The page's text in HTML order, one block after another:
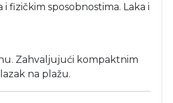
fizičkim sposobnostima. Laka i
Zahvaljujući kompaktnim
na plažu.